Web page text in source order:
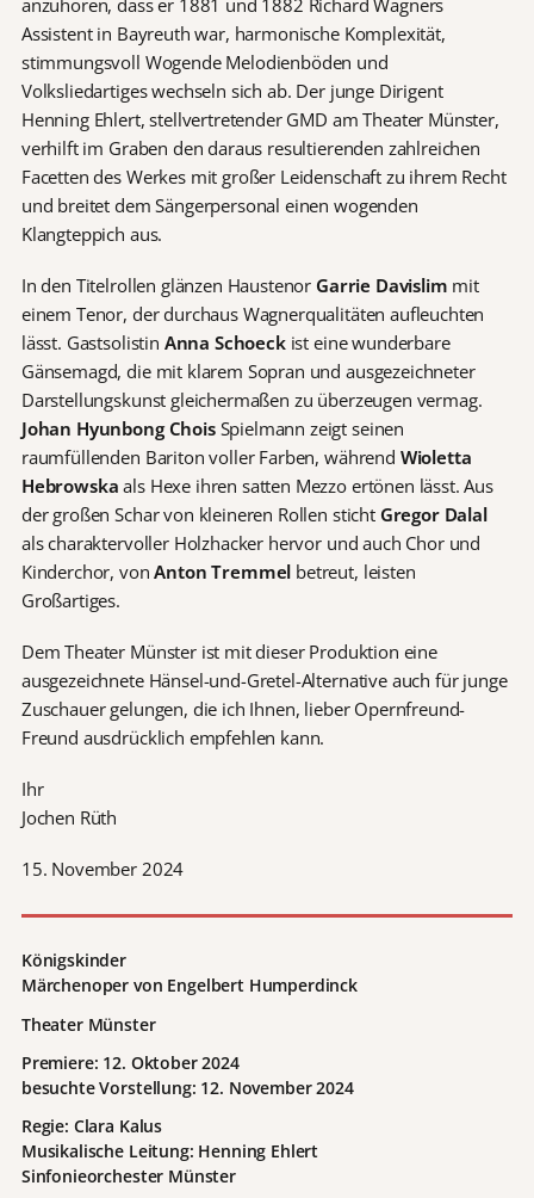
Assistent in Bayreuth war, harmonische Komplexität,
stimmungsvoll Wogende Melodienböden und
Volksliedartiges wechseln sich ab. Der junge Dirigent
Henning Ehlert, stellvertretender GMD am Theater Münster,
verhilft im Graben den daraus resultierenden zahlreichen
Facetten des Werkes mit großer Leidenschaft zu ihrem Recht
und breitet dem Sängerpersonal einen wogenden
Klangteppich aus.
In den Titelrollen glänzen Haustenor Garrie Davislim mit
einem Tenor, der durchaus Wagnerqualitäten aufleuchten
lässt. Gastsolistin Anna Schoeckist eine wunderbare
Gänsemagd, die mit klarem Sopran und ausgezeichneter
Darstellungskunst gleichermaßen zu überzeugen vermag.
Johan Hyunbong ChoisSpielmann zeigt seinen
raumfüllenden Bariton voller Farben, während Wioletta
Hebrowska als Hexe ihren satten Mezzo ertönen lässt. Aus
der großen Schar von kleineren Rollen sticht Gregor Dalal
als charaktervoller Holzhacker hervor und auch Chor und
Kinderchor, vonAnton Tremmel betreut, leisten
Großartiges.
Dem Theater Münster ist mit dieser Produktion eine
ausgezeichnete Hänsel-und-Gretel-Alternative auch für junge
Zuschauer gelungen, die ich Ihnen, lieber Opernfreund-
Freund ausdrücklich empfehlen kann.
Ihr
Jochen Rüth
15. November 2024
Königskinder
Märchenoper von Engelbert Humperdinck
Theater Münster
Premiere: 12. Oktober 2024
besuchte Vorstellung: 12. November 2024
Regie: Clara Kalus
Musikalische Leitung: Henning Ehlert
Sinfonieorchester Münster